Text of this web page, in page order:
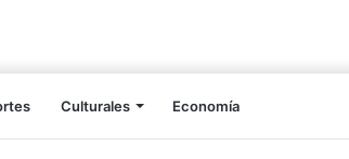
Culturales Economía